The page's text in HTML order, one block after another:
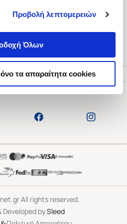
Προβολή λεπτομερειών
Όλων
τα απαραίτητα cookies
1-3, Αθήνα 106 79
09:00-21:00
All rights reserved.
Developed bySleed